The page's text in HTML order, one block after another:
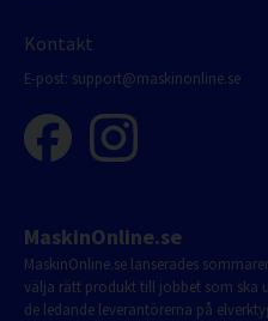
Kontakt
E-post: support@maskinonline.se
MaskinOnline.se
MaskinOnline.se lanserades
välja rätt produkt till jobbet som ska
de ledande leverantörerna på